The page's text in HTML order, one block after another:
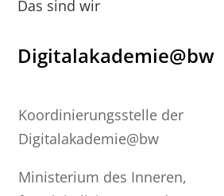
Das sind wir
Digitalakademie@bw
Koordinierungsstelle der
Digitalakademie@bw
Ministerium des Inneren,